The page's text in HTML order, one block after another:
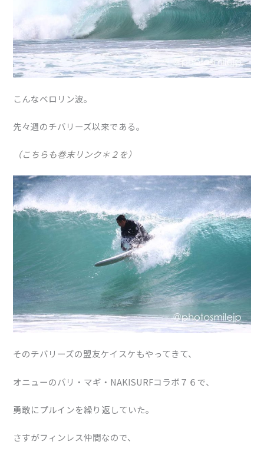
こんなベロリン波。
先々週のチバリーズ以来である。
（こちらも巻末リンク＊２を）
そのチバリーズの盟友ケイスケもやってきて、
オニューのバリ・マギ・NAKISURFコラボ７６で、
勇敢にプルインを繰り返していた。
さすがフィンレス仲間なので、